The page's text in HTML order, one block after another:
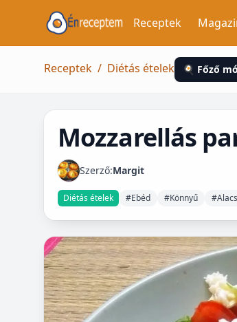
Receptek
Receptek / Diétás ételek 🍳 Főző
Mozzarellás
Szerző:Margit
Diétás ételek #Ebéd #Könnyű